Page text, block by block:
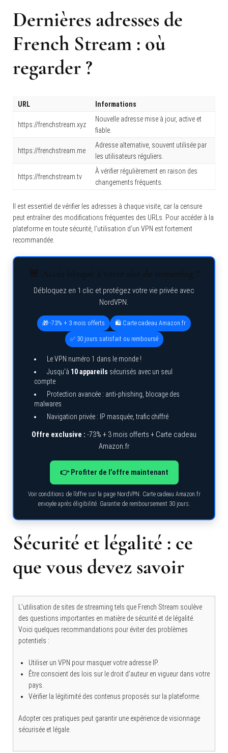
Dernières adresses de
French Stream : où
regarder ?
URL Informations
https://frenchstream.xyz
Nouvelle adresse mise à jour, active et
fiable.
https://frenchstream.me
Adresse alternative, souvent utilisée par
les utilisateurs réguliers.
https://frenchstream.tv
À vérifier régulièrement en raison des
changements fréquents.
Il est essentiel de vérifier les adresses à chaque visite, car la censure
peut entraîner des modifications fréquentes des URLs. Pour accéder à la
plateforme en toute sécurité, l’utilisation d’un VPN est fortement
recommandée.
🚨 Accès bloqué à votre site de streaming ?
Débloquez en 1 clic et protégez votre vie privée avec
NordVPN.
🎁 -73% + 3 mois offerts 🛍️ Carte cadeau Amazon.fr
✅ 30 jours satisfait ou remboursé
Le VPN numéro 1 dans le monde !
Jusqu’à 10 appareils sécurisés avec un seul
compte
Protection avancée : anti-phishing, blocage des
malwares
Navigation privée : IP masquée, trafic chiffré
Offre exclusive : -73% + 3 mois offerts + Carte cadeau
Amazon.fr
👉 Profiter de l’offre maintenant
Voir conditions de l’offre sur la page NordVPN. Carte cadeau Amazon.fr
envoyée après éligibilité. Garantie de remboursement 30 jours.
Sécurité et légalité : ce
que vous devez savoir
L’utilisation de sites de streaming tels que French Stream soulève
des questions importantes en matière de sécurité et de légalité.
Voici quelques recommandations pour éviter des problèmes
potentiels :
Utiliser un VPN pour masquer votre adresse IP.
Être conscient des lois sur le droit d’auteur en vigueur dans votre
pays.
Vérifier la légitimité des contenus proposés sur la plateforme.
Adopter ces pratiques peut garantir une expérience de visionnage
sécurisée et légale.